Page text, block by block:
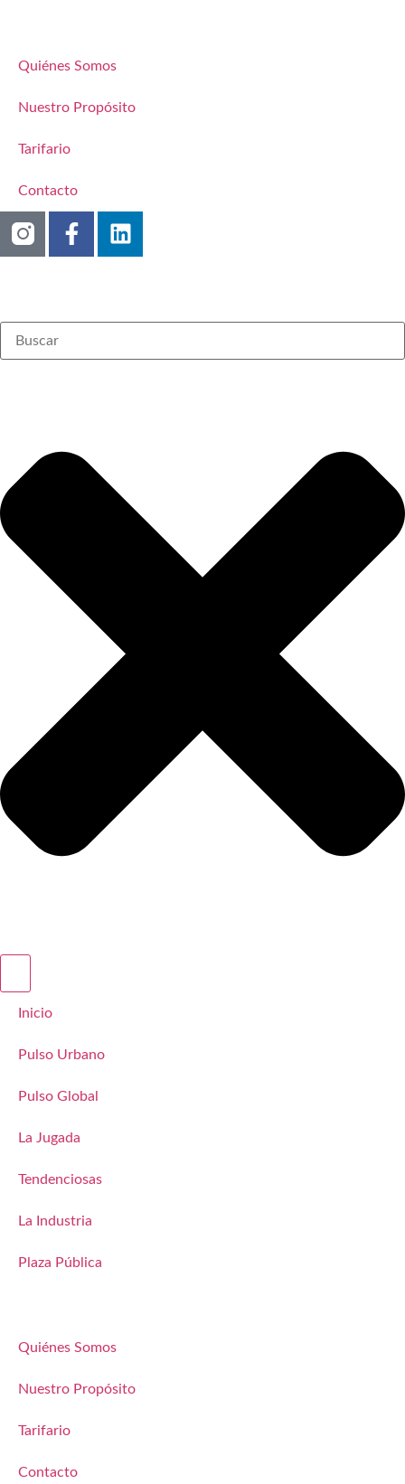
Quiénes Somos
Nuestro Propósito
Tarifario
Contacto
Inicio
Pulso Urbano
Pulso Global
La Jugada
Tendenciosas
La Industria
Plaza Pública
Quiénes Somos
Nuestro Propósito
Tarifario
Contacto